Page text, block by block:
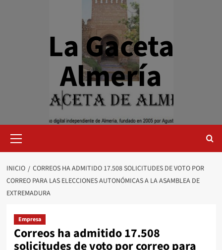
La Gaceta
Almería
primario
INICIO
CORREOS HA ADMITIDO 17.508 SOLICITUDES DE VOTO POR
CORREO PARA LAS ELECCIONES AUTONÓMICAS A LA ASAMBLEA DE
EXTREMADURA
Empresa
Correos ha admitido 17.508
solicitudes de voto por correo para